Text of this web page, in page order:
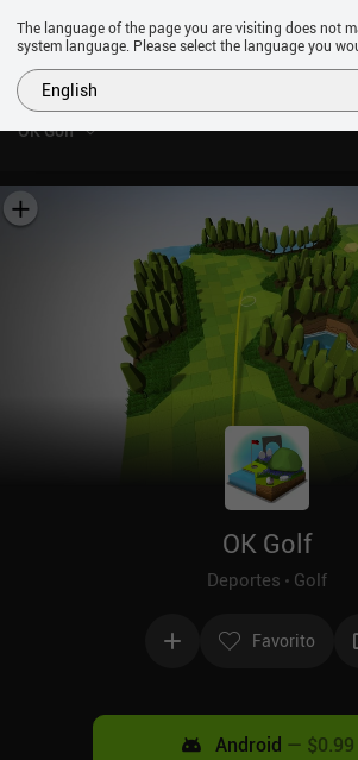
OK Golf
OK Golf
Deportes Golf
Favorito
Android — $0.99
The language of the page you are visiting does not
system language. Please select the language you
English